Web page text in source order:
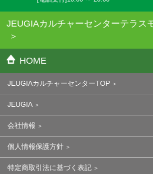
JEUGIAカルチャーセンターテラス
HOME
JEUGIAカルチャーセンターTOP
JEUGIA
会社情報
個人情報保護方針
特定商取引法に基づく表記